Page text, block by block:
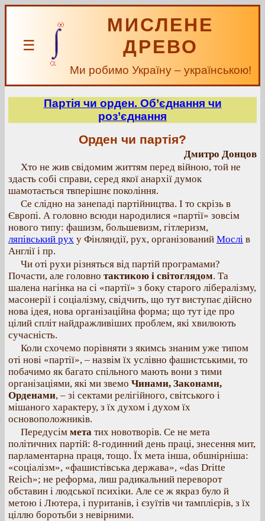
☰
МИСЛЕНЕ
ДРЕВО
Ми робимо Україну – українською!
Партія чи орден. Об’єднання чи
роз’єднання
Орден чи партія?
Дмитро Донцов
Хто не жив свідомим життям перед війною, той не
здасть собі справи, серед якої анархії думок
шамотається твперішнє покоління.
Се слідно на занепаді партійництва. І то скрізь в
Європі. А головно всюди народилися «партії» зовсім
нового типу: фашизм, большевизм, гітлеризм,
ляпівський рух у Фінляндії, рух, організований Мослі в
Англії і пр.
Чи оті рухи різняться від партій програмами?
Почасти, але головно тактикою і світоглядом. Та
шалена нагінка на сі «партії» з боку старого лібералізму,
масонерії і соціалізму, свідчить, що тут виступає дійсно
нова ідея, нова організаційна форма; що тут іде про
цілий спліт найдражливіших проблем, які хвилюють
сучасність.
Коли схочемо порівняти з якимсь знаним уже типом
оті нові «партії», – назвім їх услівно фашистськими, то
побачимо як багато спільного мають вони з тими
організаціями, які ми звемо Чинами, Законами,
Орденами, – зі сектами релігійного, світського і
мішаного характеру, з їх духом і духом їх
основоположників.
Передусім мета тих новотворів. Се не мета
політичних партій: 8-годинний день праці, знесення мит,
парламентарна праця, тощо. Їх мета інша, обшнірніша:
«соціалізм», «фашистівська держава», «das Dritte
Reich»; не реформа, лиш радикальний переворот
обставин і людської психіки. Але се ж якраз було й
метою і Лютера, і пуританів, і єзуїтів чи тамплієрів, з їх
ціллю боротьби з невірними.